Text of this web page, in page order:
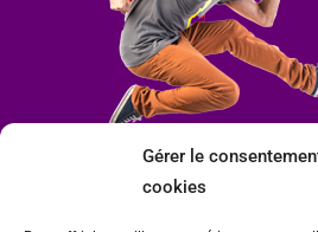
Gérer le
cookies